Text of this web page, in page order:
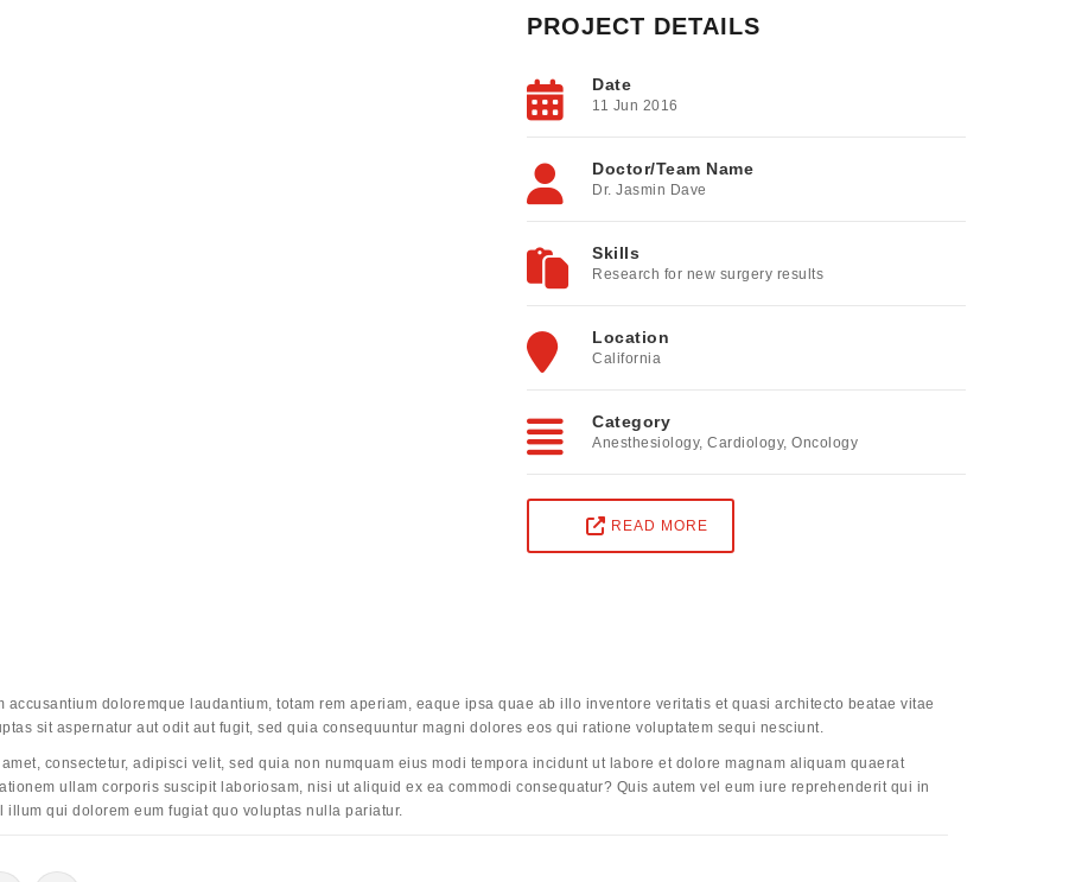
PROJECT DETAILS
Date
11 Jun 2016
Doctor/Team Name
Dr. Jasmin Dave
Skills
Research for new surgery results
Location
California
Category
Anesthesiology, Cardiology, Oncology
READ MORE
doloremque laudantium, totam rem aperiam, eaque ipsa quae ab illo inventore veritatis et quasi architecto beatae vitae
sit aspernatur aut odit aut fugit, sed quia consequuntur magni dolores eos qui ratione voluptatem sequi nesciunt.
consectetur, adipisci velit, sed quia non numquam eius modi tempora incidunt ut labore et dolore magnam aliquam quaerat
ullam corporis suscipit laboriosam, nisi ut aliquid ex ea commodi consequatur? Quis autem vel eum iure reprehenderit qui in
qui dolorem eum fugiat quo voluptas nulla pariatur.